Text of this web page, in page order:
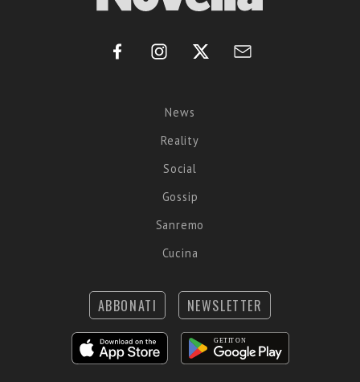
News
Reality
Social
Gossip
Sanremo
Cucina
ABBONATI NEWSLETTER